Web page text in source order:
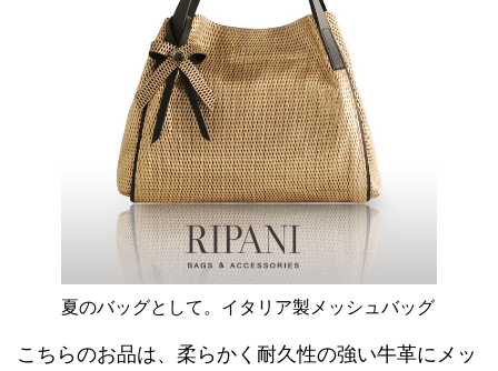
夏のバッグとして。イタリア製メッシュバッグ
こちらのお品は、柔らかく耐久性の強い牛革にメッ